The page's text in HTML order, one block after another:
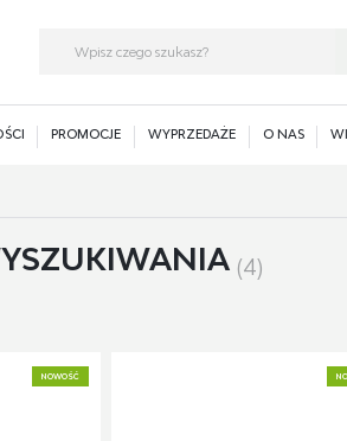
PROMOCJE WYPRZEDAŻE O NAS
(4)
NOWOŚĆ